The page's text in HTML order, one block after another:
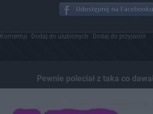
Komentuj Dodaj do ulubionych Dodaj do przyjaciół
Pewnie poleciał z taka co